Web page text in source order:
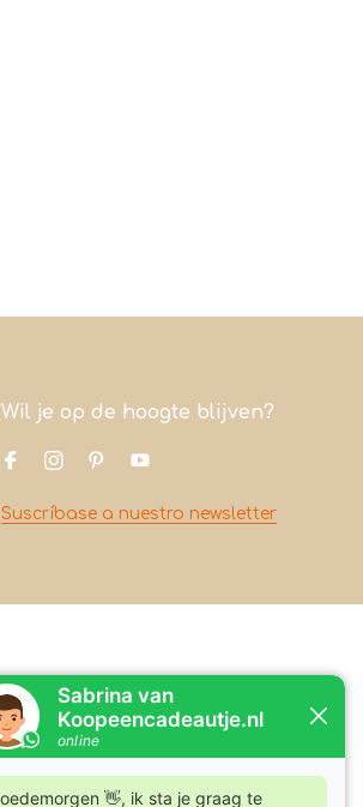
Wil je op de hoogte blijven?
Suscríbase a nuestro newsletter
Contacto
Koopeencadeautje.nl
7731DC Ommen